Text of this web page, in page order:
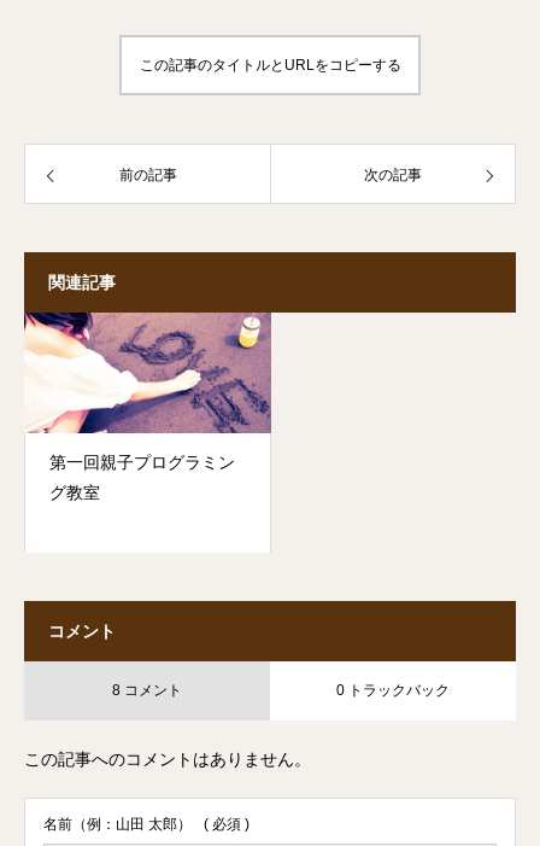
この記事のタイトルとURLをコピーする
前の記事 次の記事
関連記事
第一回親子プログラミン
グ教室
コメント
8 コメント 0 トラックバック
この記事へのコメントはありません。
名前（例：山田 太郎） ( 必須 )